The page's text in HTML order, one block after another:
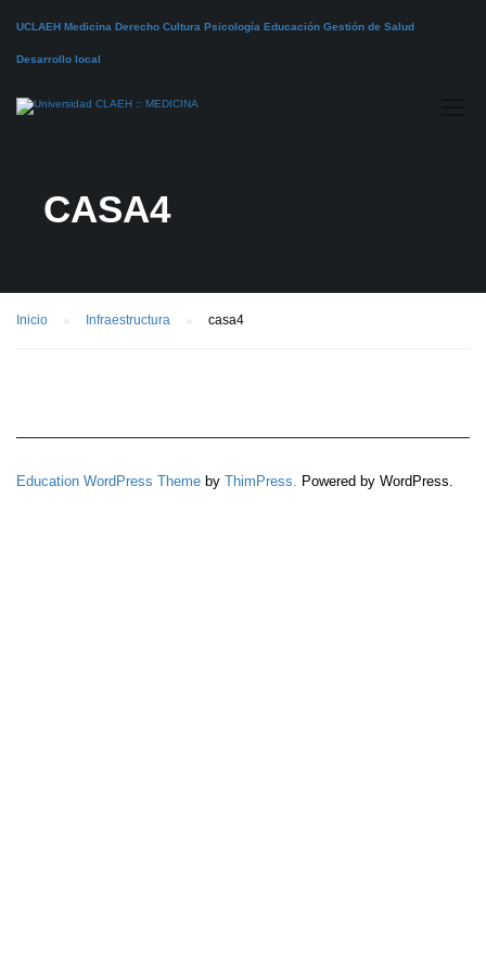
UCLAEH Medicina Derecho Cultura Psicología Educación Gestión de Salud
Desarrollo local
CASA4
Inicio Infraestructura casa4
Education WordPress Theme by ThimPress. Powered by WordPress.